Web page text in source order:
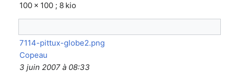
100 × 100 ; 8 kio
7114-pittux-globe2.png
Copeau
3 juin 2007 à 08:33